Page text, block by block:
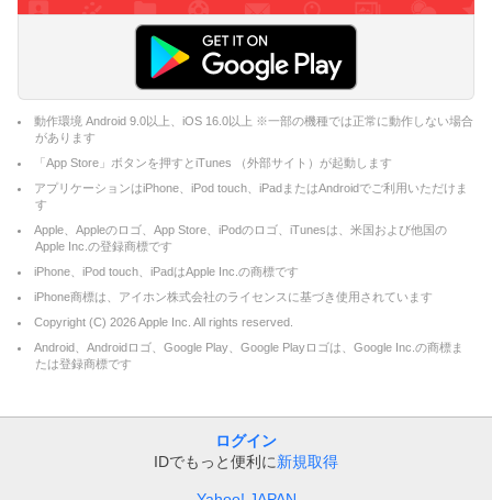
動作環境 Android 9.0以上、iOS 16.0以上 ※一部の機種では正常に動作しない場合
があります
「App Store」ボタンを押すとiTunes （外部サイト）が起動します
アプリケーションはiPhone、iPod touch、iPadまたはAndroidでご利用いただけま
す
Apple、Appleのロゴ、App Store、iPodのロゴ、iTunesは、米国および他国の
Apple Inc.の登録商標です
iPhone、iPod touch、iPadはApple Inc.の商標です
iPhone商標は、アイホン株式会社のライセンスに基づき使用されています
Copyright (C) 2026Apple Inc. All rights reserved.
Android、Androidロゴ、Google Play、Google Playロゴは、Google Inc.の商標ま
たは登録商標です
ログイン
IDでもっと便利に新規取得